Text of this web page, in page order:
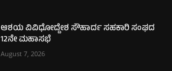
ಆಶಯ ವಿವಿಧೋದ್ದೇಶ ಸೌಹಾರ್ದ ಸಹಕಾರಿ ಸಂಘದ
12ನೇ ಮಹಾಸಭೆ
August 7, 2026